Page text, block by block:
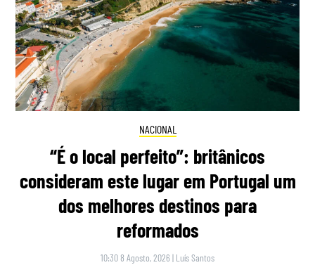
NACIONAL
“É o local perfeito”: britânicos
consideram este lugar em Portugal um
dos melhores destinos para
reformados
10:30 8 Agosto, 2026 | Luís Santos